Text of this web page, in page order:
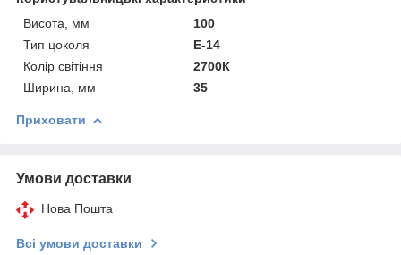
Висота, мм
100
Тип цоколя
E-14
Колір світіння
2700К
Ширина, мм
35
Приховати
Умови доставки
Нова Пошта
Всі умови доставки